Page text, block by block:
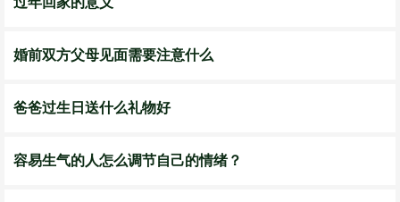
婚前双方父母见面需要注意什么
爸爸过生日送什么礼物好
容易生气的人怎么调节自己的情绪？